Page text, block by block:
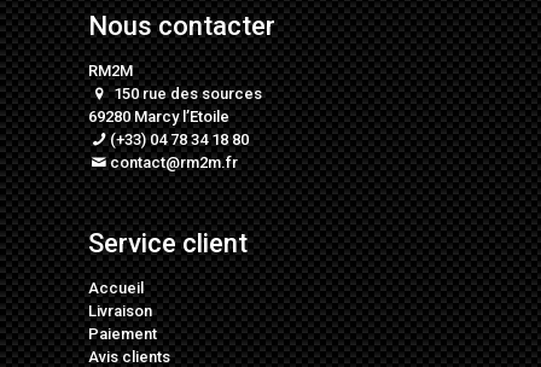
Nous contacter
RM2M
150 rue des sources
69280 Marcy l’Etoile
(+33) 04 78 34 18 80
contact@rm2m.fr
Service client
Accueil
Livraison
Paiement
Avis clients